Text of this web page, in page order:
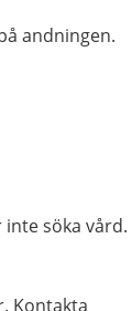
andningen.
söka vård.
Kontakta